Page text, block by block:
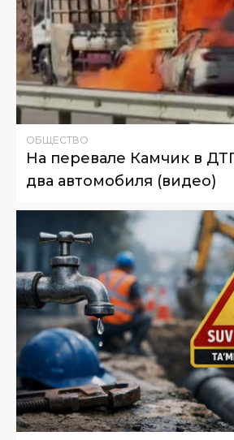
ОБЩЕСТВО
На перевале Камчик в
два автомобиля (видео)